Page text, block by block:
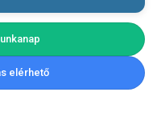
elérhető